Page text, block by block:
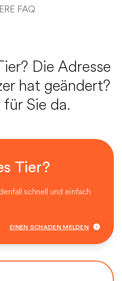
FAQ
Die Adresse
hat geändert?
Sie da.
Tier?
schnell und einfach
EINEN SCHADEN MELDEN